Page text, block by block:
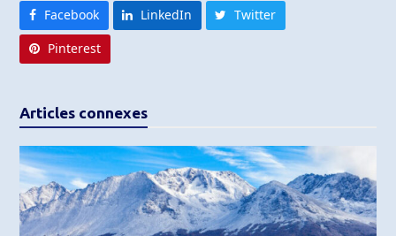
Facebook LinkedIn
Twitter
Pinterest
Articles connexes